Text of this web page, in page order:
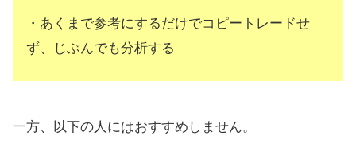
・あくまで参考にするだけでコピートレードせ
ず、じぶんでも分析する
一方、以下の人にはおすすめしません。